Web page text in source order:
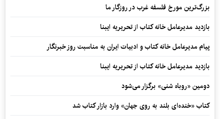
بزرگ‌ترین مورخ فلسفه غرب در روزگار ما
بازدید مدیرعامل خانه کتاب از تحریریه ایبنا
پیام مدیرعامل خانه کتاب و ادبیات ایران به مناسبت روز خبرنگار
بازدید مدیرعامل خانه کتاب از تحریریه ایبنا
دومین «روباه شنی» برگزار می‌شود
کتاب «خنده‌ای بلند به روی جهان» وارد بازار کتاب شد